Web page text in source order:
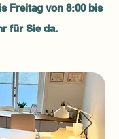
Freitag von 8:00 bis
für Sie da.